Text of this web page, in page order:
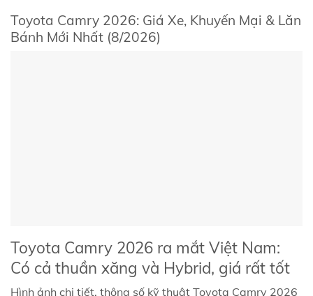
Toyota Camry 2026: Giá Xe, Khuyến Mại & Lăn
Bánh Mới Nhất (8/2026)
Toyota Camry 2026 ra mắt Việt Nam:
Có cả thuần xăng và Hybrid, giá rất tốt
Hình ảnh chi tiết, thông số kỹ thuật Toyota Camry 2026